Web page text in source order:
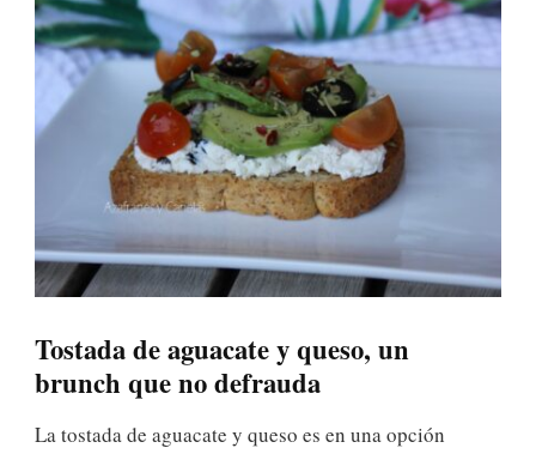
Tostada de aguacate y queso, un
brunch que no defrauda
La tostada de aguacate y queso es en una opción